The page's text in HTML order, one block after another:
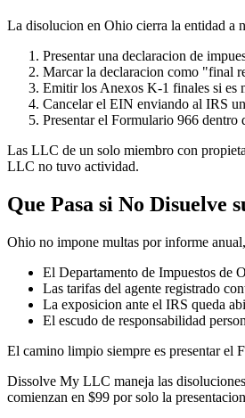
La disolucion en Ohio cierra la entidad a
Presentar una declaracion de
Marcar la declaracion como "final
Emitir los Anexos K-1 finales si es
Cancelar el EIN enviando al IRS
Presentar el Formulario 966
Las LLC de un solo miembro con
LLC no tuvo actividad.
Que Pasa si No Disuelve
Ohio no impone multas por informe
El Departamento de Impuestos de
Las tarifas del agente registrado
La exposicion ante el IRS queda
El escudo de responsabilidad
El camino limpio siempre es presentar el
Dissolve My LLC maneja las
comienzan en $99 por solo la